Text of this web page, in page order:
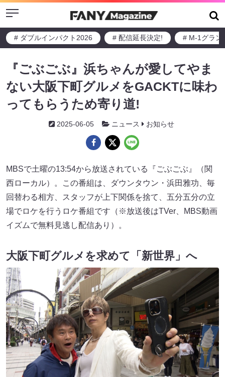
Menu
# ダブルインパクト2026 # 配信延長決定! # M-1グラン
『ごぶごぶ』浜ちゃんが愛してやま
ない大阪下町グルメをGACKTに味わ
ってもらうため寄り道!
2025-06-05 ニュース お知らせ
MBSで土曜の13:54から放送されている『ごぶごぶ』（関
西ローカル）。この番組は、ダウンタウン・浜田雅功、毎
回替わる相方、スタッフが上下関係を捨て、五分五分の立
場でロケを行うロケ番組です（※放送後はTVer、MBS動画
イズムで無料見逃し配信あり）。
大阪下町グルメを求めて「新世界」へ